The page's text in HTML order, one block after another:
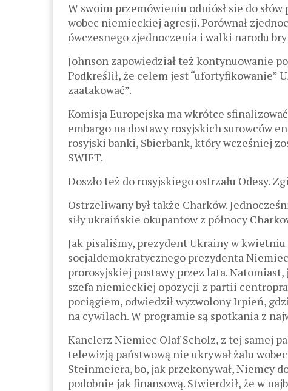
W swoim przemówieniu odniósł sie do
wobec niemieckiej agresji. Porównał
ówczesnego zjednoczenia i walki narodu
Johnson zapowiedział też kontynuowanie
Podkreślił, że celem jest “ufortyfikowanie”
zaatakować”.
Komisja Europejska ma wkrótce
embargo na dostawy rosyjskich surowców
rosyjski banki, Sbierbank, który wcześniej
SWIFT.
Doszło też do rosyjskiego ostrzału Odesy.
Ostrzeliwany był także Charków.
siły ukraińskie okupantow z północy
Jak pisaliśmy, prezydent Ukrainy w
socjaldemokratycznego prezydenta
prorosyjskiej postawy przez lata.
szefa niemieckiej opozycji z partii
pociągiem, odwiedził wyzwolony Irpień,
na cywilach. W programie są spotkania z
Kanclerz Niemiec Olaf Scholz, z tej samej
telewizją państwową nie ukrywał żalu
Steinmeiera, bo, jak przekonywał, Niemcy
podobnie jak finansową. Stwierdził, że w